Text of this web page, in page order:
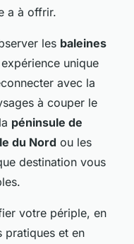
a à offrir.
les baleines
unique
avec la
à couper le
péninsule de
du Nord ou les
destination vous
votre périple, en
pratiques et en